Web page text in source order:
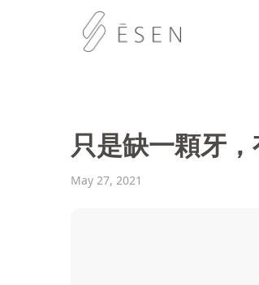
只是缺一顆牙
May 27, 2021